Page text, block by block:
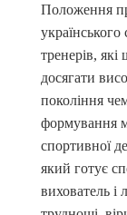
Положення
тренерів,
досягати
покоління
формування
спортивної
який готує
вихователь і